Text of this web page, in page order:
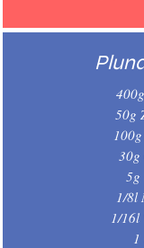
50g
30g
5g
1/8l
1/16l
1